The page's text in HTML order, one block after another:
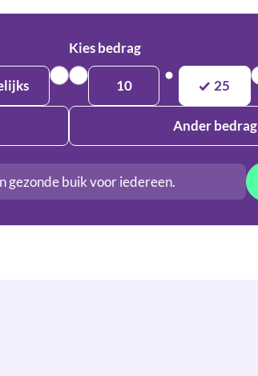
Kies bedrag
10 25
Ander bedrag
gezonde buik voor iedereen.